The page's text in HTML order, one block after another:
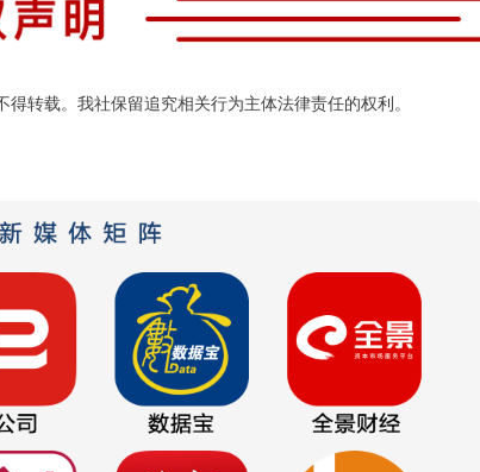
转载。我社保留追究相关行为主体法律责任的权利。